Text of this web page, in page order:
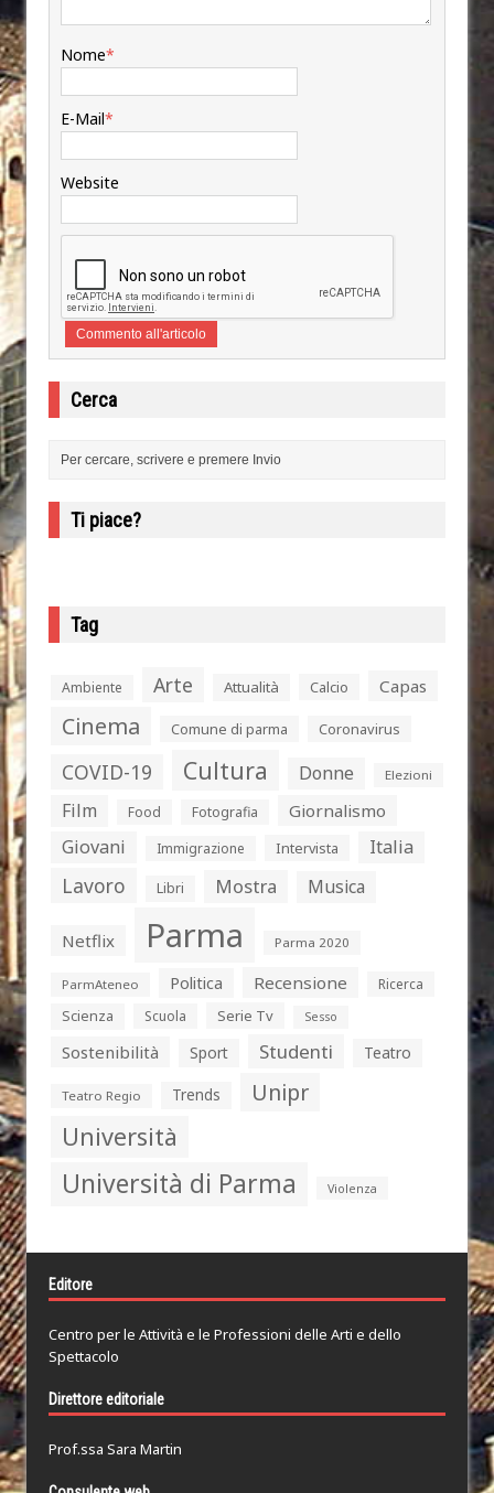
Nome*
E-Mail*
Website
Cerca
Ti piace?
Tag
Ambiente Arte Attualità Calcio Capas
Cinema Comune di parma Coronavirus
COVID-19 Cultura Donne Elezioni
Film Food Fotografia Giornalismo
Giovani Immigrazione Intervista Italia
Lavoro Libri Mostra Musica
Netflix Parma Parma 2020
ParmAteneo Politica Recensione
Ricerca
Scienza
Scuola Serie Tv Sesso
Sostenibilità Sport Studenti Teatro
Teatro Regio Trends Unipr
Università
Università di Parma Violenza
Editore
Centro per le Attività e le Professioni delle Arti e dello
Spettacolo
Direttore editoriale
Prof.ssa Sara Martin